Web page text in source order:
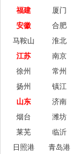
福建
厦门
安徽
合肥
马鞍山
淮北
江苏
南京
徐州
常州
扬州
镇江
山东
济南
烟台
潍坊
莱芜
临沂
日照港
青岛港